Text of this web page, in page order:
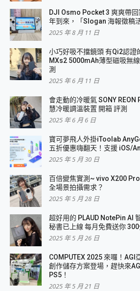
DJI Osmo Pocket 3 爽爽帶回
年到來，「Slogan 海報徵稿
2025 年 8 月 11 日
小巧好吸不擋鏡頭 有Qi2認證
MXs2 5000mAh薄型磁吸無
測
2025 年 6 月 11 日
會走動的冷暖氣 SONY REON
慧冷暖調溫裝置 開箱 評測
2025 年 6 月 6 日
寶可夢飛人外掛iToolab
五折優惠嗨翻天！支援 iOS/
2025 年 5 月 30 日
百倍變焦實測~ vivo X200
全場景拍攝需求？
2025 年 5 月 28 日
超好用的 PLAUD NotePin AI
秘書已上線 每月免費送你
2025 年 5 月 26 日
COMPUTEX 2025 來囉！AGI
創作儲存方案登場，趕快來
PS5！
2025 年 5 月 21 日